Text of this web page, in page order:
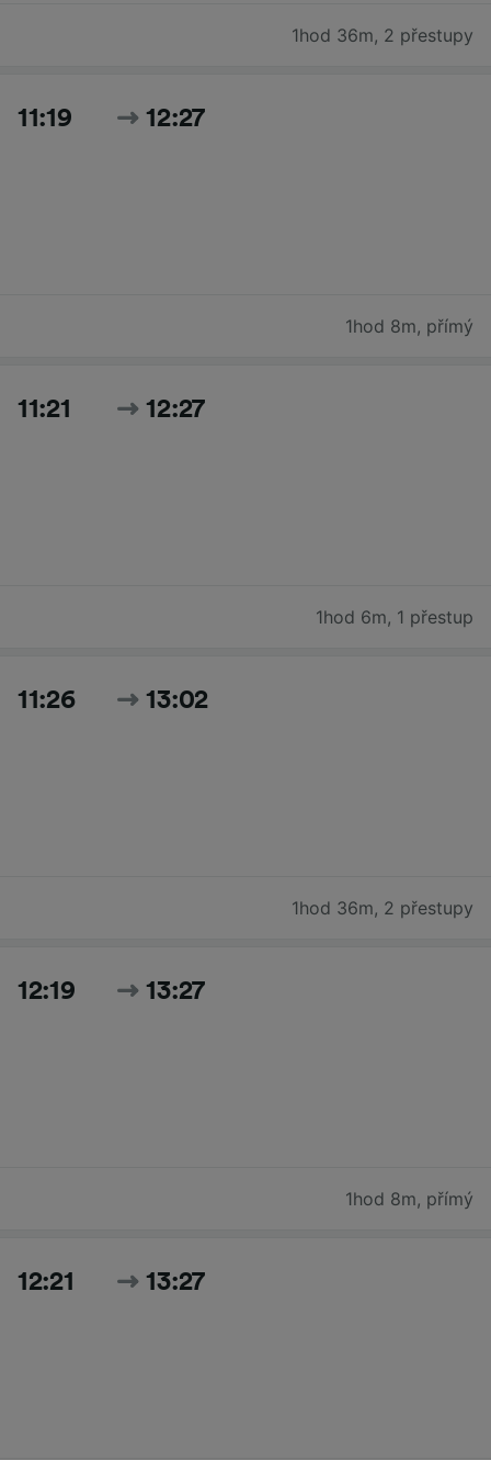
1hod 36m, 2 přestupy
11:19 12:27
1hod 8m, přímý
11:21 12:27
1hod 6m, 1 přestup
11:26 13:02
1hod 36m, 2 přestupy
12:19 13:27
1hod 8m, přímý
12:21 13:27